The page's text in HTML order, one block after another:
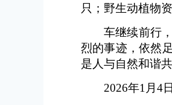
只；野生动植物
车继续前行
烈的事迹，依然
是人与自然和谐
2026年1月4